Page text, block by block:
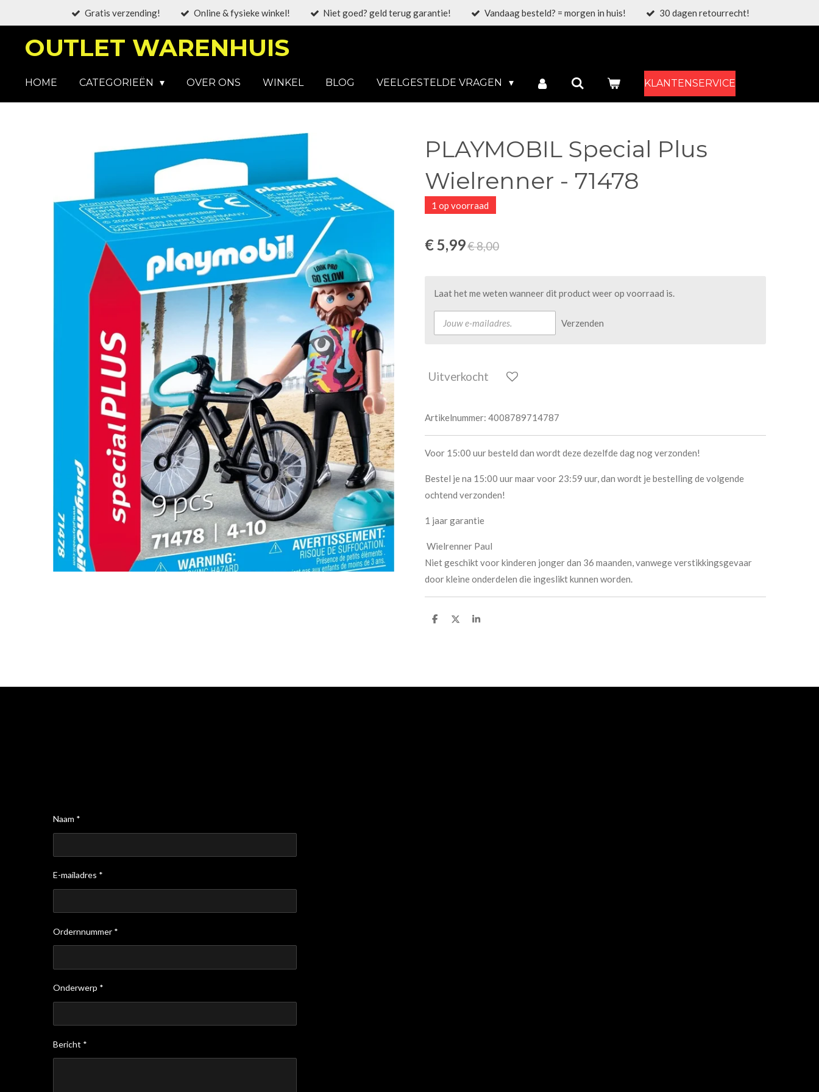
hoofdinhoud
Gratis verzending! Online & fysieke winkel! Niet goed? geld terug garantie! Vandaag besteld? = morgen in huis! 30 dagen retourrecht!
OUTLET WARENHUIS
HOME CATEGORIEËN OVER ONS WINKEL BLOG VEELGESTELDE VRAGEN KLANTENSERVICE
PLAYMOBIL Special Plus
Wielrenner - 71478
1 op voorraad
€ 5,99€ 8,00
Laat het me weten wanneer dit product weer op voorraad is.
Verzenden
Uitverkocht
Artikelnummer: 4008789714787
Voor 15:00 uur besteld dan wordt deze dezelfde dag nog verzonden!
Bestel je na 15:00 uur maar voor 23:59 uur, dan wordt je bestelling de volgende
ochtend verzonden!
1 jaar garantie
Wielrenner Paul
Niet geschikt voor kinderen jonger dan 36 maanden, vanwege verstikkingsgevaar
door kleine onderdelen die ingeslikt kunnen worden.
D
D
S
Naam *
E-mailadres *
Ordernnummer *
Onderwerp *
Bericht *